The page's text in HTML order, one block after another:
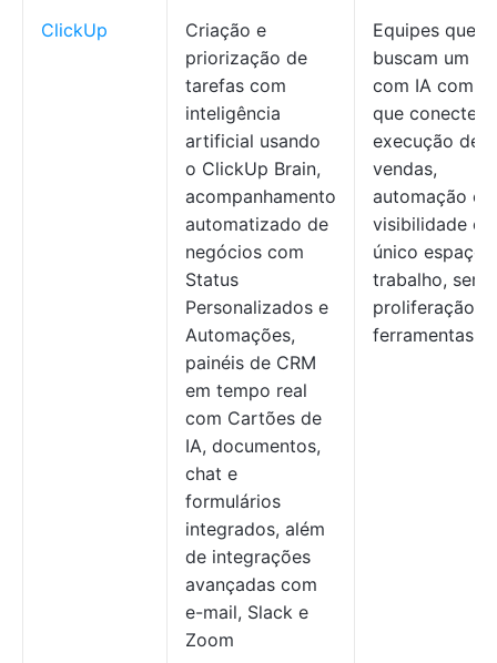
ClickUp
Criação e
priorização de
tarefas com
inteligência
artificial usando
o ClickUp Brain,
acompanhamento
automatizado de
negócios com
Status
Personalizados e
Automações,
painéis de CRM
em tempo real
com Cartões de
IA, documentos,
chat e
formulários
integrados, além
de integrações
avançadas com
e-mail, Slack e
Zoom
Equipes que
buscam um
com IA
que conecte
execução de
vendas,
automação e
visibilidade
único espaço
trabalho, sem
proliferação
ferramentas